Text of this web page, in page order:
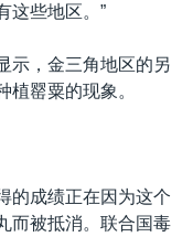
这些地区。”
示，金三角地区的另
罂粟的现象。
的成绩正在因为这个
而被抵消。联合国毒